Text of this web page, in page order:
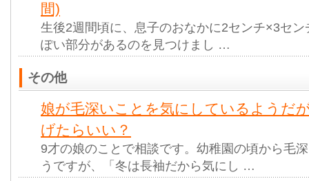
間)
生後2週間頃に、息子のおなかに2センチ×3セ
ぽい部分があるのを見つけまし …
その他
娘が毛深いことを気にしているようだ
げたらいい？
9才の娘のことで相談です。幼稚園の頃から毛
うですが、「冬は長袖だから気にし …